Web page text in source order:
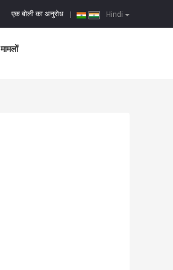
Hindi
एक बोली का अनुरोध
मामलों